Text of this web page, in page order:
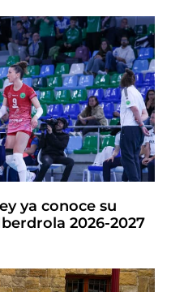
ya conoce su
2026-2027